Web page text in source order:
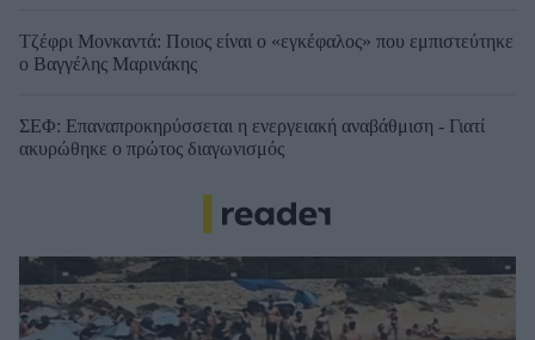
Τζέφρι Μονκαντά: Ποιος είναι ο «εγκέφαλος» που εμπιστεύτηκε
ο Βαγγέλης Μαρινάκης
ΣΕΦ: Επαναπροκηρύσσεται η ενεργειακή αναβάθμιση - Γιατί
ακυρώθηκε ο πρώτος διαγωνισμός